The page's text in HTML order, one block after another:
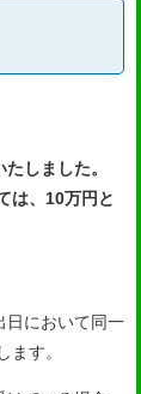
しました。
は、10万円と
日において同一
す。